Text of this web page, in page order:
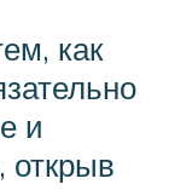
как
и
открыв